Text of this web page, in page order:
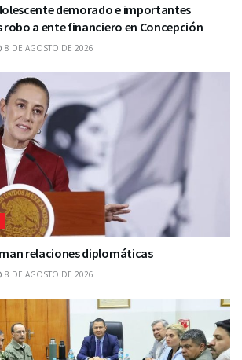
demorado e importantes
a ente financiero en Concepción
8 DE AGOSTO DE 2026
relaciones diplomáticas
8 DE AGOSTO DE 2026